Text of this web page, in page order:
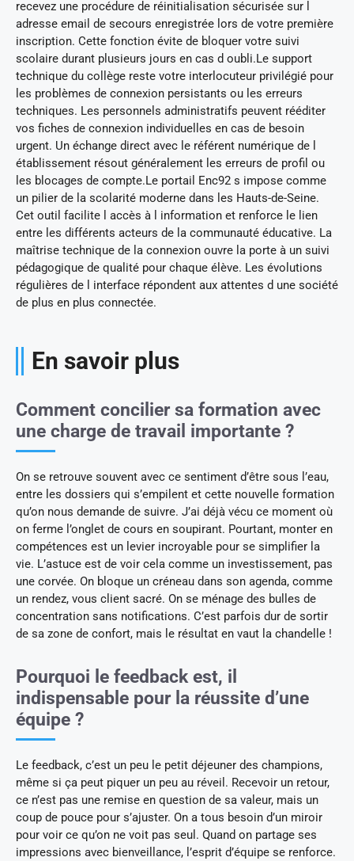
recevez une procédure de réinitialisation sécurisée sur l
adresse email de secours enregistrée lors de votre première
inscription. Cette fonction évite de bloquer votre suivi
scolaire durant plusieurs jours en cas d oubli.Le support
technique du collège reste votre interlocuteur privilégié pour
les problèmes de connexion persistants ou les erreurs
techniques. Les personnels administratifs peuvent rééditer
vos fiches de connexion individuelles en cas de besoin
urgent. Un échange direct avec le référent numérique de l
établissement résout généralement les erreurs de profil ou
les blocages de compte.Le portail Enc92 s impose comme
un pilier de la scolarité moderne dans les Hauts-de-Seine.
Cet outil facilite l accès à l information et renforce le lien
entre les différents acteurs de la communauté éducative. La
maîtrise technique de la connexion ouvre la porte à un suivi
pédagogique de qualité pour chaque élève. Les évolutions
régulières de l interface répondent aux attentes d une société
de plus en plus connectée.
En savoir plus
Comment concilier sa formation avec
une charge de travail importante ?
On se retrouve souvent avec ce sentiment d’être sous l’eau,
entre les dossiers qui s’empilent et cette nouvelle formation
qu’on nous demande de suivre. J’ai déjà vécu ce moment où
on ferme l’onglet de cours en soupirant. Pourtant, monter en
compétences est un levier incroyable pour se simplifier la
vie. L’astuce est de voir cela comme un investissement, pas
une corvée. On bloque un créneau dans son agenda, comme
un rendez, vous client sacré. On se ménage des bulles de
concentration sans notifications. C’est parfois dur de sortir
de sa zone de confort, mais le résultat en vaut la chandelle !
Pourquoi le feedback est, il
indispensable pour la réussite d’une
équipe ?
Le feedback, c’est un peu le petit déjeuner des champions,
même si ça peut piquer un peu au réveil. Recevoir un retour,
ce n’est pas une remise en question de sa valeur, mais un
coup de pouce pour s’ajuster. On a tous besoin d’un miroir
pour voir ce qu’on ne voit pas seul. Quand on partage ses
impressions avec bienveillance, l’esprit d’équipe se renforce.